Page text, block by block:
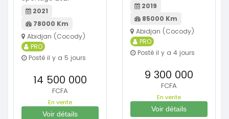
2021
78000 Km
Abidjan (Cocody)
PRO
Posté il y a 5 jours
14 500 000
FCFA
En vente
Voir détails
2019
85000 Km
Abidjan (Cocody)
PRO
Posté il y a 4 jours
9 300 000
FCFA
En vente
Voir détails